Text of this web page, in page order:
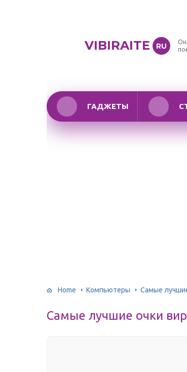
VIBIRAITE RU
ГАДЖЕТЫ
Home Компьютеры Самые
Самые лучшие очки